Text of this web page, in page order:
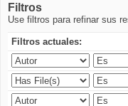
Filtros
Use filtros para refinar sus
Filtros actuales: